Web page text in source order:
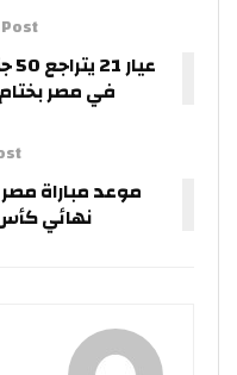
في مصر بختام
موعد مباراة
نهائي كأس